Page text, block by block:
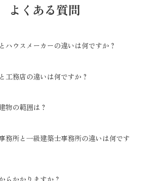
よくある質問
ハウスメーカーの違いは何ですか？
工務店の違いは何ですか？
物の範囲は？
務所と一級建築士事務所の違いは何です
らかかりますか？